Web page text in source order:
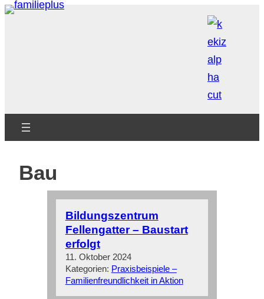
Zum
Bau
Bildungszentrum
Fellengatter – Baustart
erfolgt
11. Oktober 2024
Kategorien: Praxisbeispiele –
Familienfreundlichkeit in Aktion